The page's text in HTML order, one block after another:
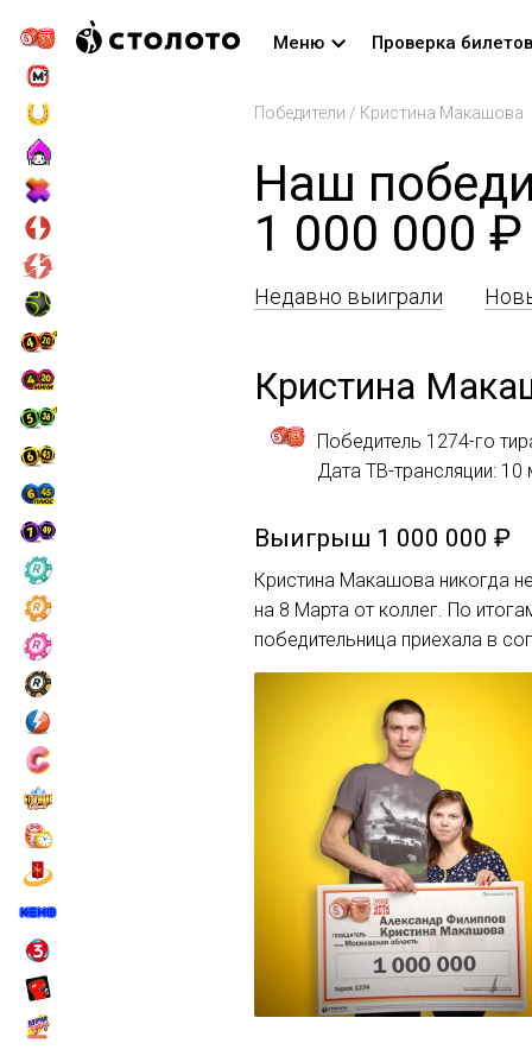
Меню Проверка билетов
Победители / Кристина Макашова
Наш
1 000 000 ₽
Недавно выиграли
Кристина
Победитель 1274-го
Дата ТВ-трансляции: 10
Выигрыш 1 000 000 ₽
Кристина Макашова никогда
на 8 Марта от коллег. По
победительница приехала в